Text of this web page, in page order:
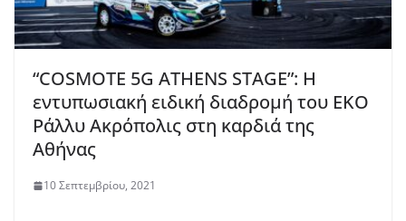
“COSMOTE 5G ATHENS STAGE”: Η
εντυπωσιακή ειδική διαδρομή του ΕΚΟ
Ράλλυ Ακρόπολις στη καρδιά της
Αθήνας
10 Σεπτεμβρίου, 2021